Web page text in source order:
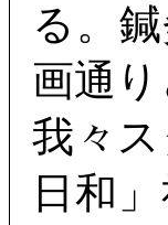
る。
画通
我々
日和